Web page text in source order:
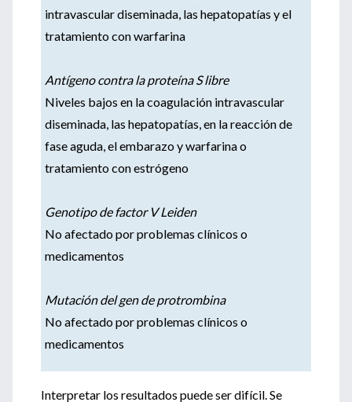
intravascular diseminada, las hepatopatías y el
tratamiento con warfarina
Antígeno contra la proteína S libre
Niveles bajos en la coagulación intravascular
diseminada, las hepatopatías, en la reacción de
fase aguda, el embarazo y warfarina o
tratamiento con estrógeno
Genotipo de factor V Leiden
No afectado por problemas clínicos o
medicamentos
Mutación del gen de protrombina
No afectado por problemas clínicos o
medicamentos
Interpretar los resultados puede ser difícil. Se